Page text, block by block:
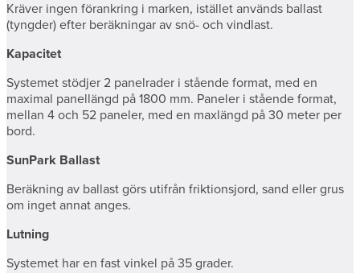
Kräver ingen förankring i marken, istället används ballast
(tyngder) efter beräkningar av snö- och vindlast.
Kapacitet
Systemet stödjer 2 panelrader i stående format, med en
maximal panellängd på 1800 mm. Paneler i stående format,
mellan 4 och 52 paneler, med en maxlängd på 30 meter per
bord.
SunPark Ballast
Beräkning av ballast görs utifrån friktionsjord, sand eller grus
om inget annat anges.
Lutning
Systemet har en fast vinkel på 35 grader.